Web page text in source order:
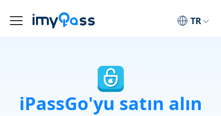
TR
iPassGo'yu satın alın